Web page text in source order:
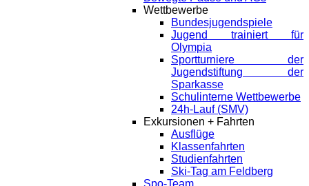
Wettbewerbe
Bundesjugendspiele
Jugend trainiert für
Olympia
Sportturniere der
Jugendstiftung der
Sparkasse
Schulinterne Wettbewerbe
24h-Lauf (SMV)
Exkursionen + Fahrten
Ausflüge
Klassenfahrten
Studienfahrten
Ski-Tag am Feldberg